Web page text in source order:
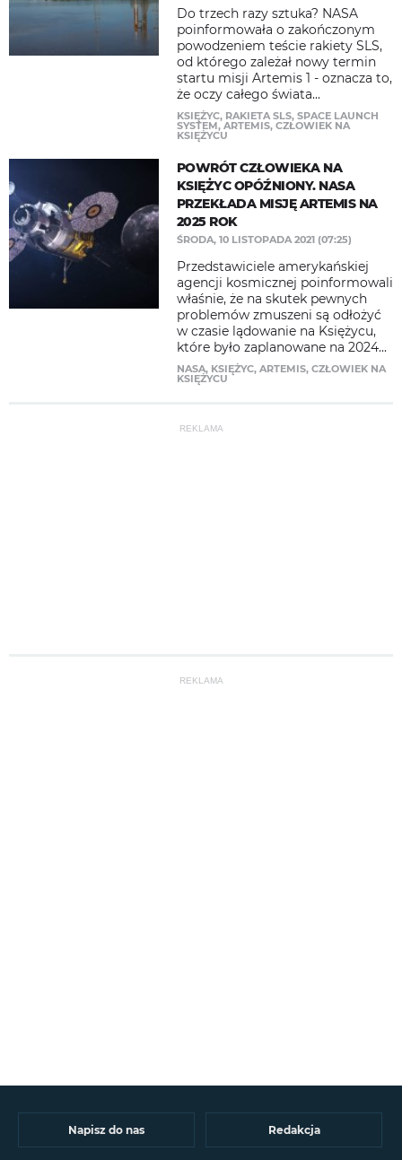
Do trzech razy sztuka? NASA
poinformowała o zakończonym
powodzeniem teście rakiety SLS,
od którego zależał nowy termin
startu misji Artemis 1 - oznacza to,
że oczy całego świata...
KSIĘŻYC, RAKIETA SLS, SPACE LAUNCH
SYSTEM, ARTEMIS, CZŁOWIEK NA
KSIĘŻYCU
POWRÓT CZŁOWIEKA NA
KSIĘŻYC OPÓŹNIONY. NASA
PRZEKŁADA MISJĘ ARTEMIS NA
2025 ROK
ŚRODA, 10 LISTOPADA 2021 (07:25)
Przedstawiciele amerykańskiej
agencji kosmicznej poinformowali
właśnie, że na skutek pewnych
problemów zmuszeni są odłożyć
w czasie lądowanie na Księżycu,
które było zaplanowane na 2024...
NASA, KSIĘŻYC, ARTEMIS, CZŁOWIEK NA
KSIĘŻYCU
REKLAMA
REKLAMA
Napisz do nas Redakcja